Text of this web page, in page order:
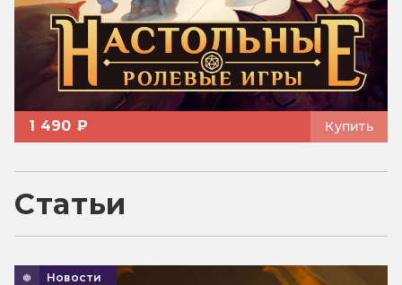
1 490 ₽ Купить
Статьи
Новости